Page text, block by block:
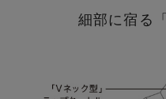
細部に宿る